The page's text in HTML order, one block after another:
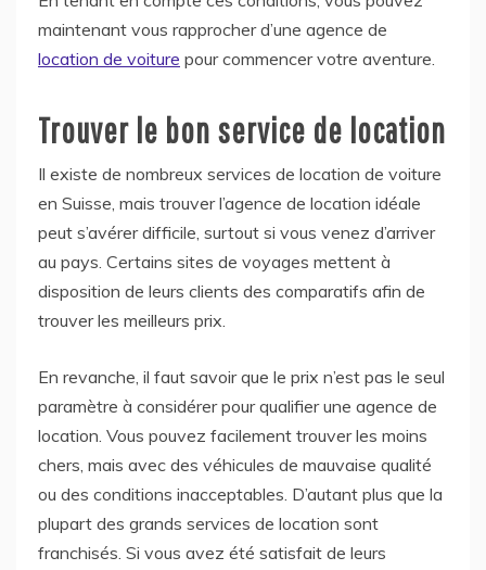
maintenant vous rapprocher d’une agence de
location de voiture pour commencer votre aventure.
Trouver le bon service de location
Il existe de nombreux services de location de voiture
en Suisse, mais trouver l’agence de location idéale
peut s’avérer difficile, surtout si vous venez d’arriver
au pays. Certains sites de voyages mettent à
disposition de leurs clients des comparatifs afin de
trouver les meilleurs prix.
En revanche, il faut savoir que le prix n’est pas le seul
paramètre à considérer pour qualifier une agence de
location. Vous pouvez facilement trouver les moins
chers, mais avec des véhicules de mauvaise qualité
ou des conditions inacceptables. D’autant plus que la
plupart des grands services de location sont
franchisés. Si vous avez été satisfait de leurs